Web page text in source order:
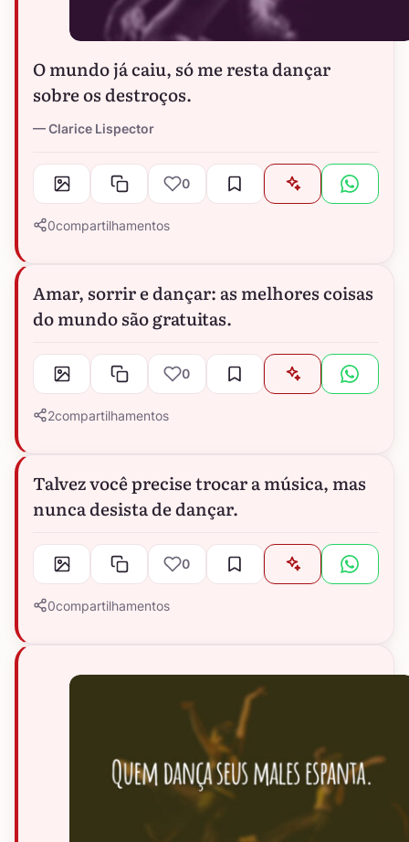
O mundo já caiu, só me resta dançar
sobre os destroços.
Clarice Lispector
0
0compartilhamentos
Amar, sorrir e dançar: as melhores coisas
do mundo são gratuitas.
0
2compartilhamentos
Talvez você precise trocar a música, mas
nunca desista de dançar.
0
0compartilhamentos